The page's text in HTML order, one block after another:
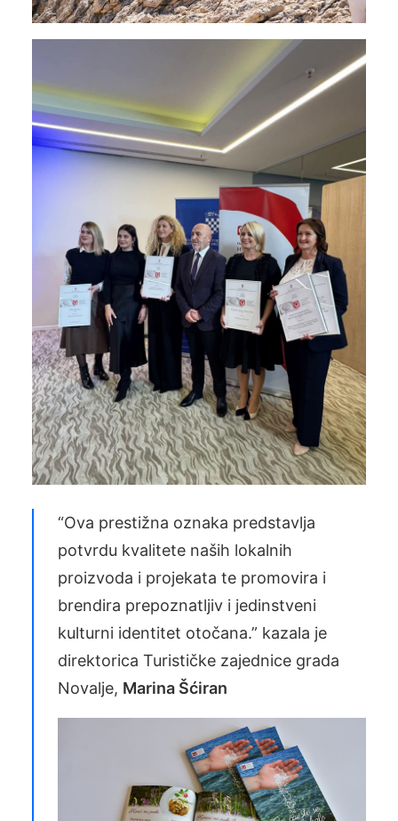
“Ova prestižna oznaka predstavlja
potvrdu kvalitete naših lokalnih
proizvoda i projekata te promovira i
brendira prepoznatljiv i jedinstveni
kulturni identitet otočana.” kazala je
direktorica Turističke zajednice grada
Novalje, Marina Šćiran